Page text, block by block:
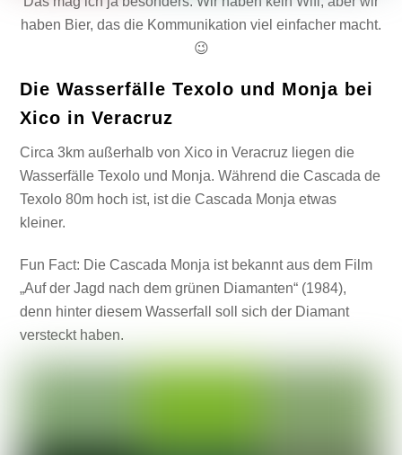
haben Bier, das die Kommunikation viel einfacher macht.
😉
Die Wasserfälle Texolo und Monja bei
Xico in Veracruz
Circa 3km außerhalb von Xico in Veracruz liegen die
Wasserfälle Texolo und Monja. Während die Cascada de
Texolo 80m hoch ist, ist die Cascada Monja etwas
kleiner.
Fun Fact: Die Cascada Monja ist bekannt aus dem Film
„Auf der Jagd nach dem grünen Diamanten“ (1984),
denn hinter diesem Wasserfall soll sich der Diamant
versteckt haben.